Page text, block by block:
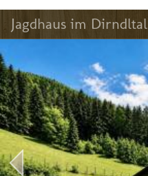
Jagdhaus im Dirndltal